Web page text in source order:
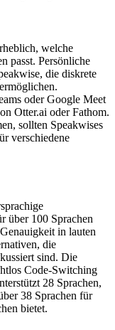
welche
passt. Persönliche
die diskrete
oder Google Meet
Otter.ai oder Fathom.
sollten Speakwises
verschiedene
über 100 Sprachen
in lauten
die
sind. Die
Code-Switching
28 Sprachen,
38 Sprachen für
bietet.